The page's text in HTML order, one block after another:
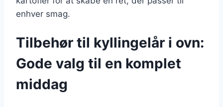
enhver smag.
Tilbehør til kyllingelår i ovn:
Gode valg til en komplet
middag